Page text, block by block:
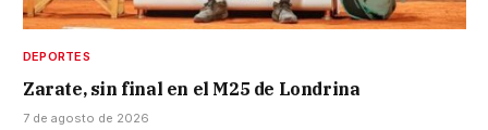
DEPORTES
Zarate, sin final en el M25 de Londrina
7 de agosto de 2026